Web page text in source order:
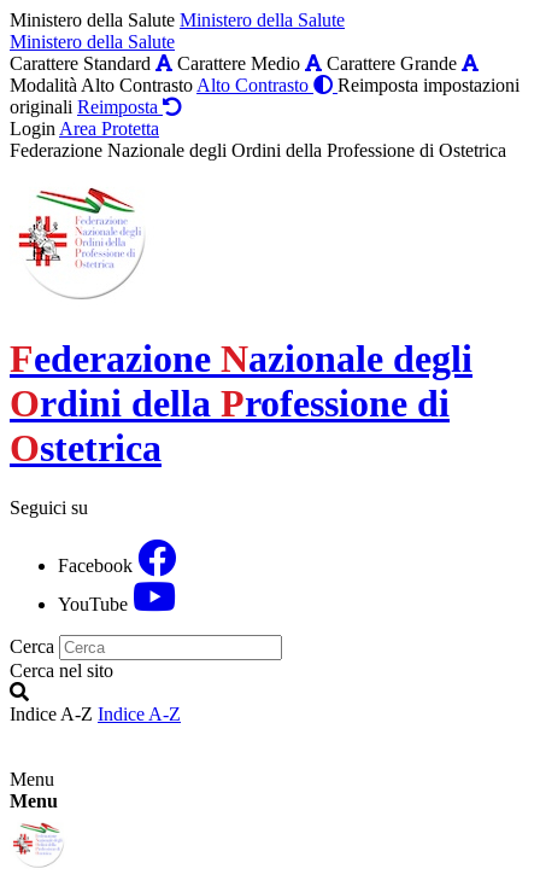
Ministero della Salute Ministero della Salute
Ministero della Salute
Carattere Standard
Carattere Medio
Carattere Grande
Modalità Alto Contrasto Alto Contrasto
Reimposta impostazioni
originali Reimposta
Login Area Protetta
Federazione Nazionale degli Ordini della Professione di Ostetrica
Federazione Nazionale degli
Ordini della Professione di
Ostetrica
Seguici su
Facebook
YouTube
Cerca
Cerca nel sito
Indice A-Z Indice A-Z
Menu
Menu